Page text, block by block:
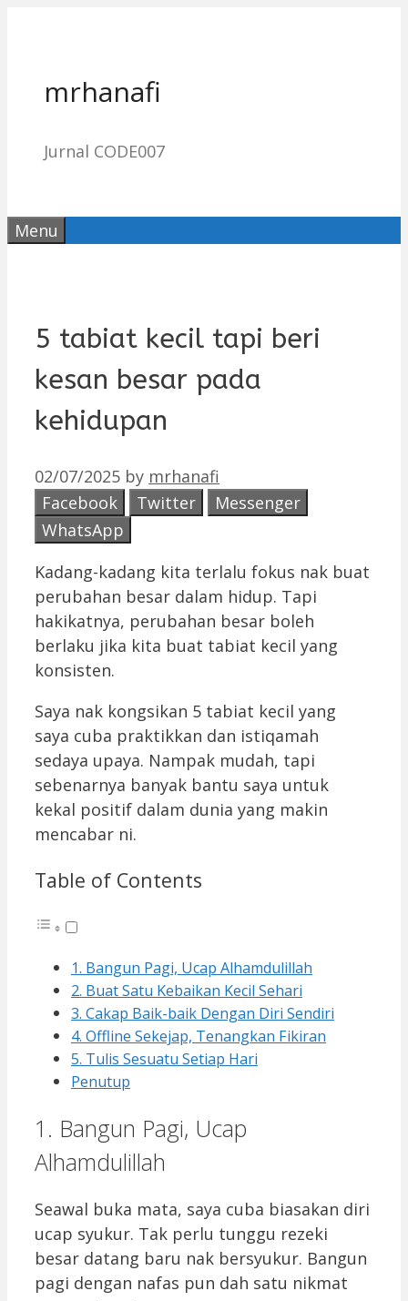
mrhanafi
Jurnal CODE007
Menu
5 tabiat kecil tapi beri
kesan besar pada
kehidupan
02/07/2025 by mrhanafi
Facebook
Twitter
Messenger
WhatsApp
Kadang-kadang kita terlalu fokus nak buat
perubahan besar dalam hidup. Tapi
hakikatnya, perubahan besar boleh
berlaku jika kita buat tabiat kecil yang
konsisten.
Saya nak kongsikan 5 tabiat kecil yang
saya cuba praktikkan dan istiqamah
sedaya upaya. Nampak mudah, tapi
sebenarnya banyak bantu saya untuk
kekal positif dalam dunia yang makin
mencabar ni.
Table of Contents
1. Bangun Pagi, Ucap Alhamdulillah
2. Buat Satu Kebaikan Kecil Sehari
3. Cakap Baik-baik Dengan Diri Sendiri
4. Offline Sekejap, Tenangkan Fikiran
5. Tulis Sesuatu Setiap Hari
Penutup
1. Bangun Pagi, Ucap
Alhamdulillah
Seawal buka mata, saya cuba biasakan diri
ucap syukur. Tak perlu tunggu rezeki
besar datang baru nak bersyukur. Bangun
pagi dengan nafas pun dah satu nikmat